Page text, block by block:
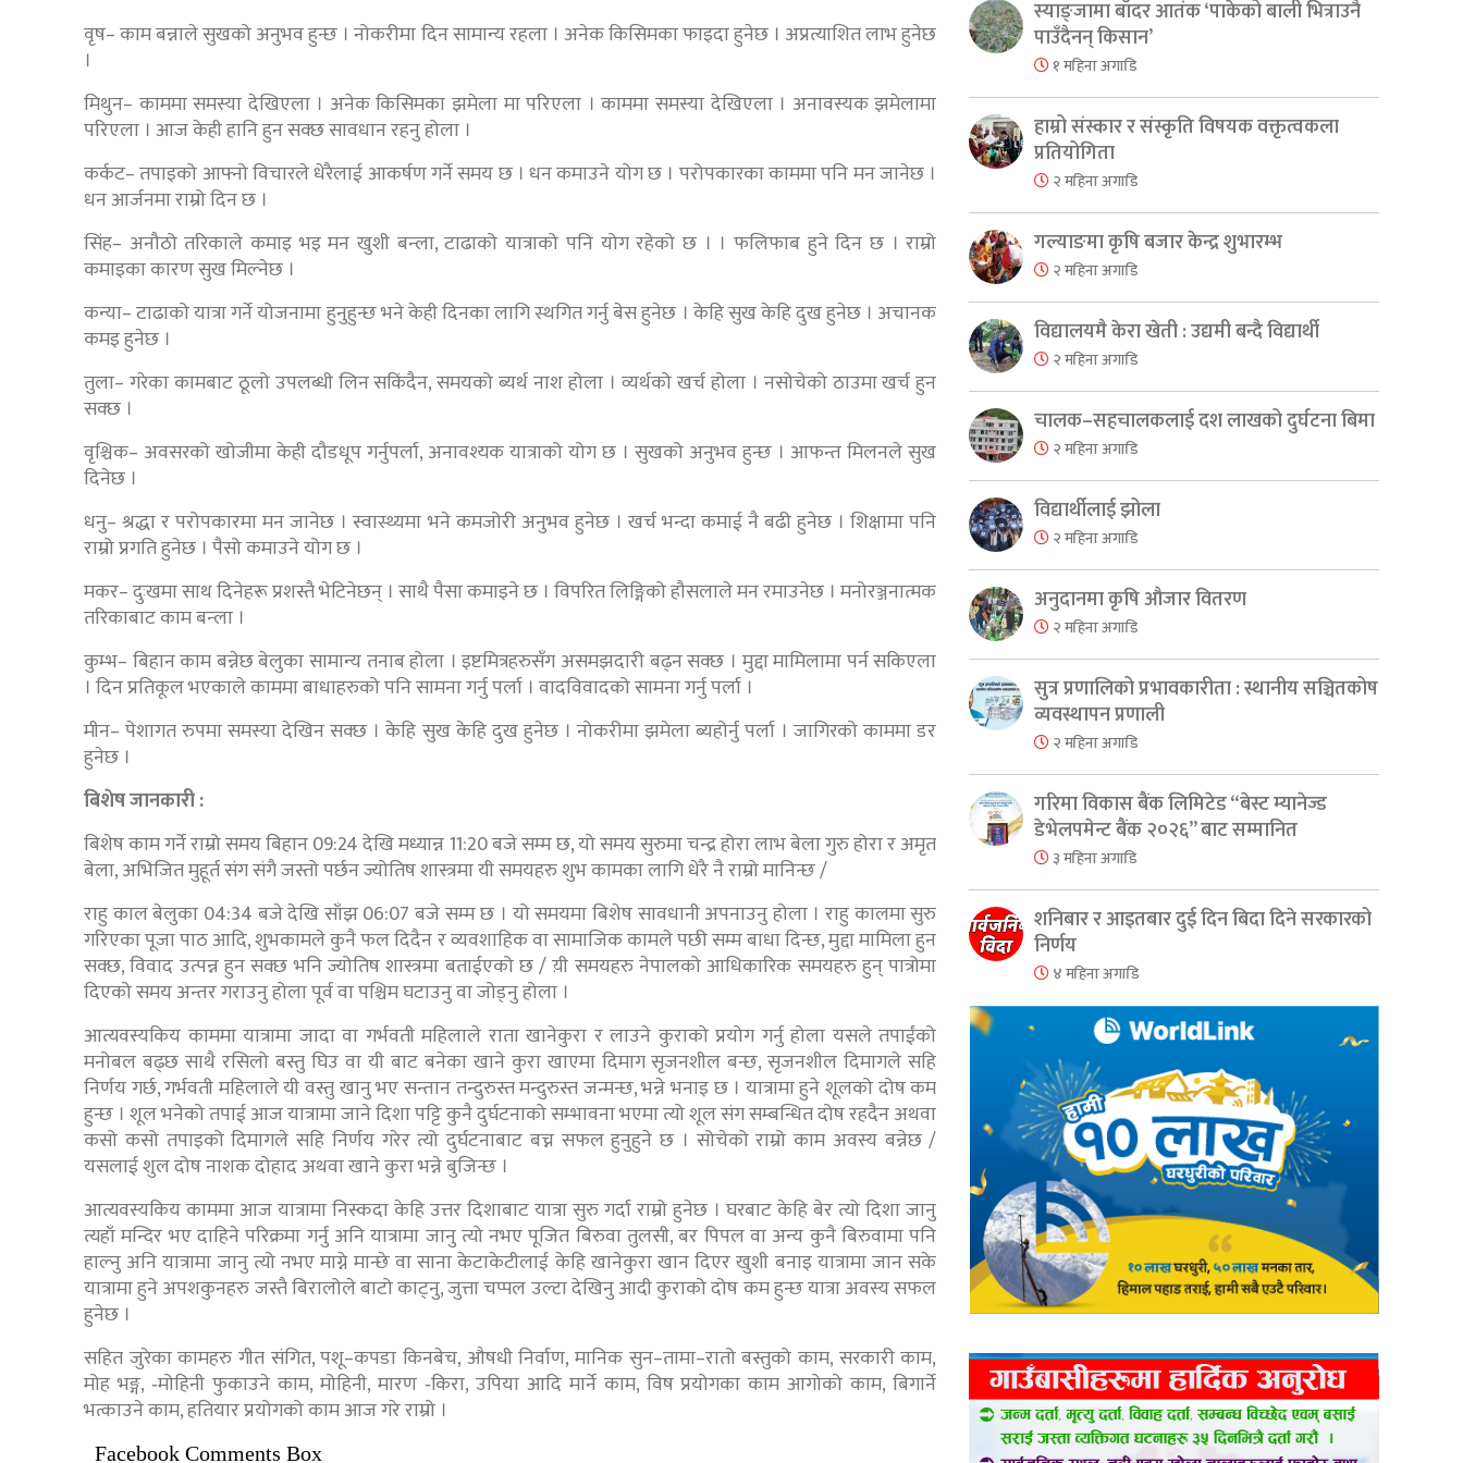
वृष– काम बन्नाले सुखको अनुभव हुन्छ । नोकरीमा दिन सामान्य रहला । अनेक किसिमका फाइदा हुनेछ । अप्रत्याशित लाभ हुनेछ
।
मिथुन– काममा समस्या देखिएला । अनेक किसिमका झमेला मा परिएला । काममा समस्या देखिएला । अनावस्यक झमेलामा
परिएला । आज केही हानि हुन सक्छ सावधान रहनु होला ।
कर्कट– तपाइको आफ्नो विचारले धेरैलाई आकर्षण गर्ने समय छ । धन कमाउने योग छ । परोपकारका काममा पनि मन जानेछ ।
धन आर्जनमा राम्रो दिन छ ।
सिंह– अनौठो तरिकाले कमाइ भइ मन खुशी बन्ला, टाढाको यात्राको पनि योग रहेको छ । । फलिफाब हुने दिन छ । राम्रो
कमाइका कारण सुख मिल्नेछ ।
कन्या– टाढाको यात्रा गर्ने योजनामा हुनुहुन्छ भने केही दिनका लागि स्थगित गर्नु बेस हुनेछ । केहि सुख केहि दुख हुनेछ । अचानक
कमइ हुनेछ ।
तुला– गरेका कामबाट ठूलो उपलब्धी लिन सकिंदैन, समयको ब्यर्थ नाश होला । व्यर्थको खर्च होला । नसोचेको ठाउमा खर्च हुन
सक्छ ।
वृश्चिक– अवसरको खोजीमा केही दौडधूप गर्नुपर्ला, अनावश्यक यात्राको योग छ । सुखको अनुभव हुन्छ । आफन्त मिलनले सुख
दिनेछ ।
धनु– श्रद्धा र परोपकारमा मन जानेछ । स्वास्थ्यमा भने कमजोरी अनुभव हुनेछ । खर्च भन्दा कमाई नै बढी हुनेछ । शिक्षामा पनि
राम्रो प्रगति हुनेछ । पैसो कमाउने योग छ ।
मकर– दुःखमा साथ दिनेहरू प्रशस्तै भेटिनेछन् । साथै पैसा कमाइने छ । विपरित लिङ्गिको हौसलाले मन रमाउनेछ । मनोरञ्जनात्मक
तरिकाबाट काम बन्ला ।
कुम्भ– बिहान काम बन्नेछ बेलुका सामान्य तनाब होला । इष्टमित्रहरुसँग असमझदारी बढ्न सक्छ । मुद्दा मामिलामा पर्न सकिएला
। दिन प्रतिकूल भएकाले काममा बाधाहरुको पनि सामना गर्नु पर्ला । वादविवादको सामना गर्नु पर्ला ।
मीन– पेशागत रुपमा समस्या देखिन सक्छ । केहि सुख केहि दुख हुनेछ । नोकरीमा झमेला ब्यहोर्नु पर्ला । जागिरको काममा डर
हुनेछ ।
बिशेष जानकारी :
बिशेष काम गर्ने राम्रो समय बिहान 09:24 देखि मध्यान्न 11:20 बजे सम्म छ, यो समय सुरुमा चन्द्र होरा लाभ बेला गुरु होरा र अमृत
बेला, अभिजित मुहूर्त संग संगै जस्तो पर्छन ज्योतिष शास्त्रमा यी समयहरु शुभ कामका लागि धेरै नै राम्रो मानिन्छ /
राहु काल बेलुका 04:34 बजे देखि साँझ 06:07 बजे सम्म छ । यो समयमा बिशेष सावधानी अपनाउनु होला । राहु कालमा सुरु
गरिएका पूजा पाठ आदि, शुभकामले कुनै फल दिदैन र व्यवशाहिक वा सामाजिक कामले पछी सम्म बाधा दिन्छ, मुद्दा मामिला हुन
सक्छ, विवाद उत्पन्न हुन सक्छ भनि ज्योतिष शास्त्रमा बताईएको छ / य़ी समयहरु नेपालको आधिकारिक समयहरु हुन् पात्रोमा
दिएको समय अन्तर गराउनु होला पूर्व वा पश्चिम घटाउनु वा जोड्नु होला ।
आत्यवस्यकिय काममा यात्रामा जादा वा गर्भवती महिलाले राता खानेकुरा र लाउने कुराको प्रयोग गर्नु होला यसले तपाईंको
मनोबल बढ्छ साथै रसिलो बस्तु घिउ वा यी बाट बनेका खाने कुरा खाएमा दिमाग सृजनशील बन्छ, सृजनशील दिमागले सहि
निर्णय गर्छ, गर्भवती महिलाले यी वस्तु खानु भए सन्तान तन्दुरुस्त मन्दुरुस्त जन्मन्छ, भन्ने भनाइ छ । यात्रामा हुने शूलको दोष कम
हुन्छ । शूल भनेको तपाई आज यात्रामा जाने दिशा पट्टि कुनै दुर्घटनाको सम्भावना भएमा त्यो शूल संग सम्बन्धित दोष रहदैन अथवा
कसो कसो तपाइको दिमागले सहि निर्णय गरेर त्यो दुर्घटनाबाट बच्न सफल हुनुहुने छ । सोचेको राम्रो काम अवस्य बन्नेछ /
यसलाई शुल दोष नाशक दोहाद अथवा खाने कुरा भन्ने बुजिन्छ ।
आत्यवस्यकिय काममा आज यात्रामा निस्कदा केहि उत्तर दिशाबाट यात्रा सुरु गर्दा राम्रो हुनेछ । घरबाट केहि बेर त्यो दिशा जानु
त्यहाँ मन्दिर भए दाहिने परिक्रमा गर्नु अनि यात्रामा जानु त्यो नभए पूजित बिरुवा तुलसी, बर पिपल वा अन्य कुनै बिरुवामा पनि
हाल्नु अनि यात्रामा जानु त्यो नभए माग्ने मान्छे वा साना केटाकेटीलाई केहि खानेकुरा खान दिएर खुशी बनाइ यात्रामा जान सके
यात्रामा हुने अपशकुनहरु जस्तै बिरालोले बाटो काट्नु, जुत्ता चप्पल उल्टा देखिनु आदी कुराको दोष कम हुन्छ यात्रा अवस्य सफल
हुनेछ ।
सहित जुरेका कामहरु गीत संगित, पशू–कपडा किनबेच, औषधी निर्वाण, मानिक सुन–तामा–रातो बस्तुको काम, सरकारी काम,
मोह भङ्ग, ‐मोहिनी फुकाउने काम, मोहिनी, मारण ‐किरा, उपिया आदि मार्ने काम, विष प्रयोगका काम आगोको काम, बिगार्ने
भत्काउने काम, हतियार प्रयोगको काम आज गरे राम्रो ।
Facebook Comments Box
स्याङ्जामा बाँदर आतंक ‘पाकेको बाली भित्राउनै
पाउँदैनन् किसान’
१ महिना अगाडि
हाम्रो संस्कार र संस्कृति विषयक वक्तृत्वकला
प्रतियोगिता
२ महिना अगाडि
गल्याङमा कृषि बजार केन्द्र शुभारम्भ
२ महिना अगाडि
विद्यालयमै केरा खेती : उद्यमी बन्दै विद्यार्थी
२ महिना अगाडि
चालक–सहचालकलाई दश लाखको दुर्घटना बिमा
२ महिना अगाडि
विद्यार्थीलाई झोला
२ महिना अगाडि
अनुदानमा कृषि औजार वितरण
२ महिना अगाडि
सुत्र प्रणालिको प्रभावकारीता : स्थानीय सञ्चितकोष
व्यवस्थापन प्रणाली
२ महिना अगाडि
गरिमा विकास बैंक लिमिटेड “बेस्ट म्यानेज्ड
डेभेलपमेन्ट बैंक २०२६” बाट सम्मानित
३ महिना अगाडि
शनिबार र आइतबार दुई दिन बिदा दिने सरकारको
निर्णय
४ महिना अगाडि